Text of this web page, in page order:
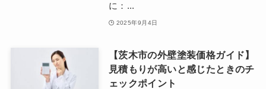
に：...
2025年9月4日
【茨木市の外壁塗装価格ガイド】
見積もりが高いと感じたときのチ
ェックポイント